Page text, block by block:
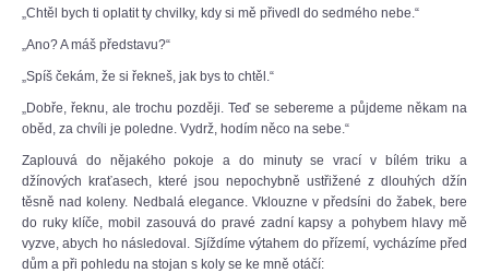
„Chtěl bych ti oplatit ty chvilky, kdy si mě přivedl do sedmého nebe.“
„Ano? A máš představu?“
„Spíš čekám, že si řekneš, jak bys to chtěl.“
„Dobře, řeknu, ale trochu později. Teď se sebereme a půjdeme někam na
oběd, za chvíli je poledne. Vydrž, hodím něco na sebe.“
Zaplouvá do nějakého pokoje a do minuty se vrací v bílém triku a
džínových kraťasech, které jsou nepochybně ustřižené z dlouhých džín
těsně nad koleny. Nedbalá elegance. Vklouzne v předsíni do žabek, bere
do ruky klíče, mobil zasouvá do pravé zadní kapsy a pohybem hlavy mě
vyzve, abych ho následoval. Sjíždíme výtahem do přízemí, vycházíme před
dům a při pohledu na stojan s koly se ke mně otáčí: